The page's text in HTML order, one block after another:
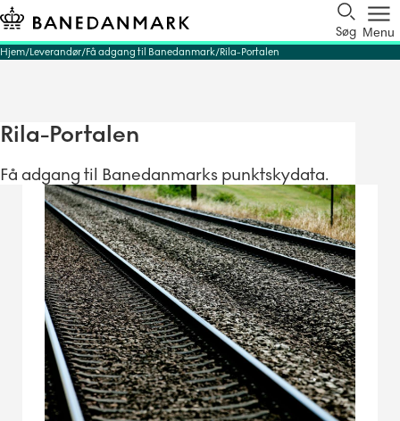
Søg Menu
Hjem Leverandør Få adgang til Banedanmark Rila-Portalen
Rila-Portalen
Få adgang til Banedanmarks punktskydata.